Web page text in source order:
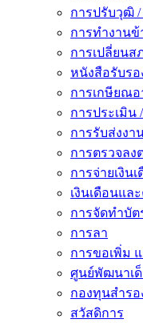
การปรับวุฒิ
การทำงาน
การเปลี่ยนส
หนังสือรับรอ
การเกษียณ
การประเมิน
การรับส่งงา
การตรวจล
การจ่ายเงิน
เงินเดือนแล
การจัดทำบั
การลา
การขอเพิ่ม
ศูนย์พัฒนาเด็
กองทุนสำรอ
สวัสดิการ